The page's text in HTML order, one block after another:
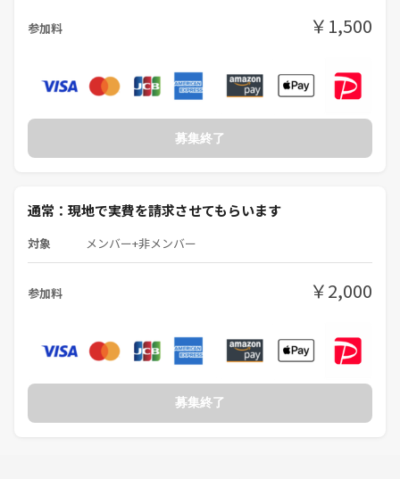
参加料 ￥1,500
募集終了
通常：現地で実費を請求させてもらいます
対象 メンバー+非メンバー
参加料 ￥2,000
募集終了